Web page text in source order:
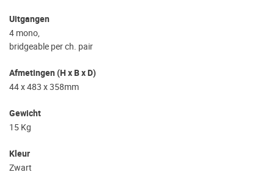
Uitgangen
4 mono,
bridgeable per ch. pair
Afmetingen (H x B x D)
44 x 483 x 358mm
Gewicht
15 Kg
Kleur
Zwart